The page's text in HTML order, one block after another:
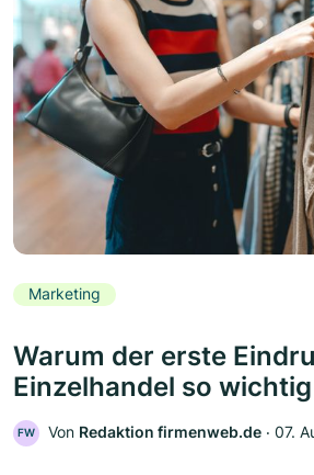
Marketing
Warum der erste
Einzelhandel so
FW Von Redaktion firmenweb.de ‧ 07.